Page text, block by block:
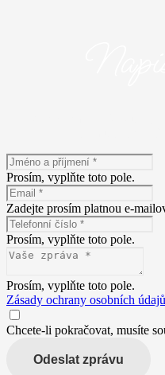
Prosím, vyplňte toto pole.
Zadejte prosím platnou e-
Prosím, vyplňte toto pole.
Prosím, vyplňte toto pole.
Zásady ochrany osobních údajů
Chcete-li pokračovat, musíte
Odeslat zprávu